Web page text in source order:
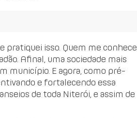
pratiquei isso. Quem me conhece
Afinal, uma sociedade mais
município. E agora, como pré-
e fortalecendo essa
de toda Niterói, e assim de